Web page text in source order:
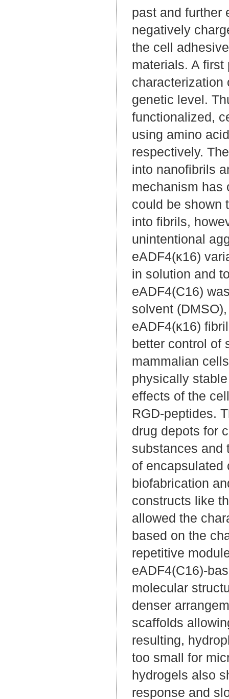
past and further
negatively
the cell
materials. A
characterization
genetic level.
functionalized,
using amino
respectively.
into nanofibrils
mechanism has
could be shown
into fibrils,
unintentional
eADF4(κ16)
in solution and
eADF4(C16)
solvent
eADF4(κ16)
better control of
mammalian
physically
effects of the
RGD-peptides.
drug depots for
substances and
of encapsulated
biofabrication
constructs like
allowed the
based on the
repetitive
eADF4(C16)-
molecular
denser
scaffolds
resulting,
too small for
hydrogels also
response and